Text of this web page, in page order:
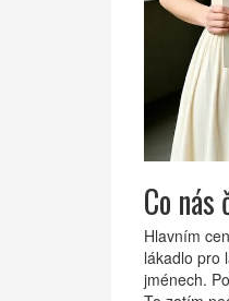
Co nás
Hlavním
lákadlo pro
jménech.